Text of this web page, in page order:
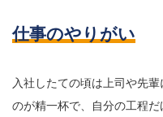
仕事のやりがい
入社したての頃は上司や先
のが精一杯で、自分の工程